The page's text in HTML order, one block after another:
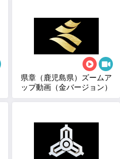
県章（鹿児島県）ズームア
ップ動画（金バージョン）